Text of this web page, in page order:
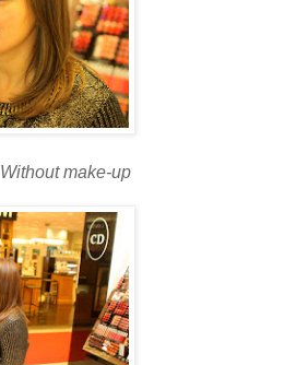
Without make-up